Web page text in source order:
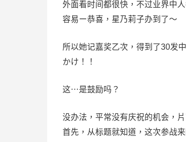
外面看时间都很快，不过业界中
容易ー恭喜， 星乃莉子办到了〜
所以她记嘉奖乙次，得到了30发
かけ！！
这⋯是鼓励吗？
没办法，平常没有庆祝的机会，
首先，从标题就知道，这次参战